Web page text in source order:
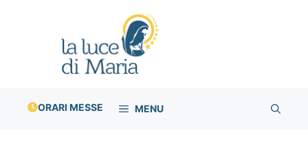
ORARI MESSE MENU